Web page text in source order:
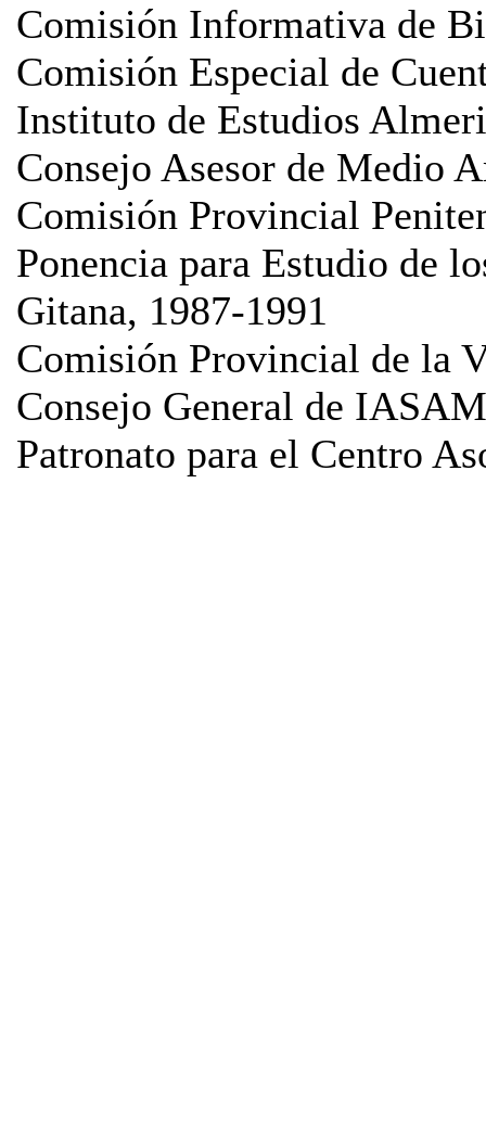
Comisión Informativa de
Comisión Especial de
Instituto de Estudios
Consejo Asesor de Medio
Comisión Provincial
Ponencia para Estudio de
Gitana, 1987-1991
Comisión Provincial de la
Consejo General de
Patronato para el Centro